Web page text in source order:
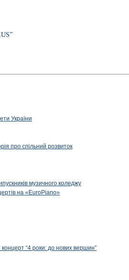
України
про спільний розвиток
музичного коледжу
на «EuroPiano»
концерт “4 роки: до нових вершин”